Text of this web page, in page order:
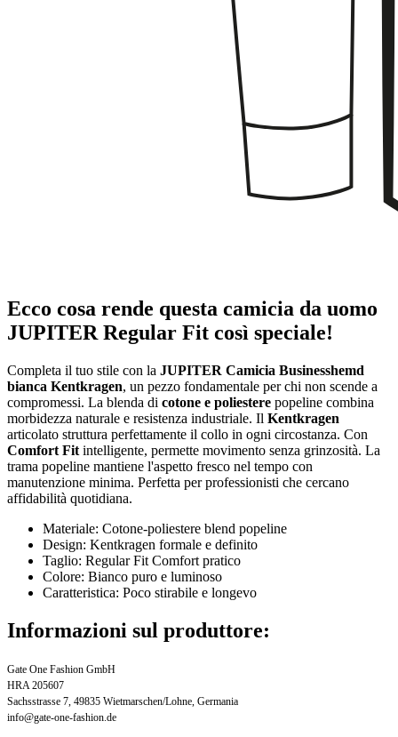
Ecco cosa rende questa camicia da uomo
JUPITER Regular Fit così speciale!
Completa il tuo stile con la JUPITER Camicia Businesshemd
bianca Kentkragen, un pezzo fondamentale per chi non scende a
compromessi. La blenda di cotone e poliestere popeline combina
morbidezza naturale e resistenza industriale. Il Kentkragen
articolato struttura perfettamente il collo in ogni circostanza. Con
Comfort Fit intelligente, permette movimento senza grinzosità. La
trama popeline mantiene l'aspetto fresco nel tempo con
manutenzione minima. Perfetta per professionisti che cercano
affidabilità quotidiana.
Materiale: Cotone-poliestere blend popeline
Design: Kentkragen formale e definito
Taglio: Regular Fit Comfort pratico
Colore: Bianco puro e luminoso
Caratteristica: Poco stirabile e longevo
Informazioni sul produttore:
Gate One Fashion GmbH
HRA 205607
Sachsstrasse 7, 49835 Wietmarschen/Lohne, Germania
info@gate-one-fashion.de